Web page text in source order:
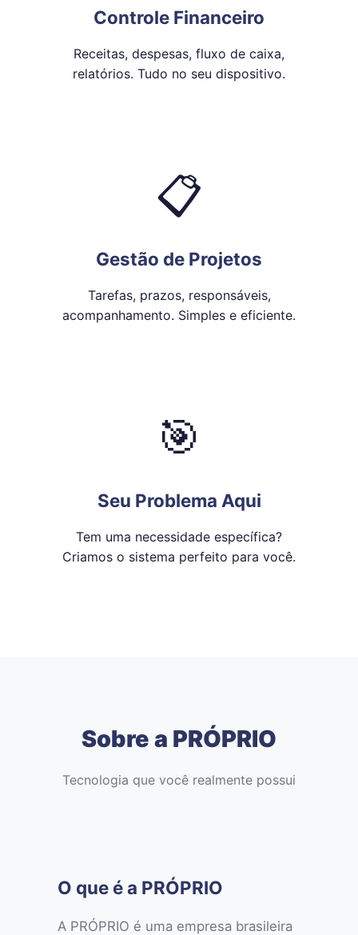
Controle Financeiro
Receitas, despesas, fluxo de caixa,
relatórios. Tudo no seu dispositivo.
📋
Gestão de Projetos
Tarefas, prazos, responsáveis,
acompanhamento. Simples e eficiente.
🎯
Seu Problema Aqui
Tem uma necessidade específica?
Criamos o sistema perfeito para você.
Sobre a PRÓPRIO
Tecnologia que você realmente possui
O que é a PRÓPRIO
A PRÓPRIO é uma empresa brasileira